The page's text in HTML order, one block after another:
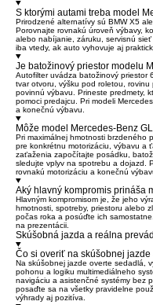
S ktorými autami treba model
Prirodzené alternatívy sú BMW X5
Porovnajte rovnakú úroveň výbavy,
alebo nabíjanie, záruku, servisnú
iba vtedy, ak auto vyhovuje aj
Je batožinový priestor modelu
Autofilter uvádza batožinový priestor
tvar otvoru, výšku pod roletou,
povinnú výbavu. Prineste predmety,
pomoci predajcu. Pri modeli
a konečnú výbavu.
Môže model Mercedes-Benz
Pri maximálnej hmotnosti brzdeného
pre konkrétnu motorizáciu, výbavu a
zaťaženia započítajte posádku,
sledujte vplyv na spotrebu a dojazd.
rovnakú motorizáciu a konečnú
Aký hlavný kompromis prináša
Hlavným kompromisom je, že jeho
hmotnosti, spotreby, priestoru alebo
počas roka a posúďte ich
na prezentácii.
Skúšobná jazda a reálna
Čo si overiť na skúšobnej
Na skúšobnej jazde overte sedadlá,
pohonu a logiku multimediálneho
navigáciu a asistenčné systémy bez
posaďte sa na všetky pravidelne
výhrady aj pozitíva.